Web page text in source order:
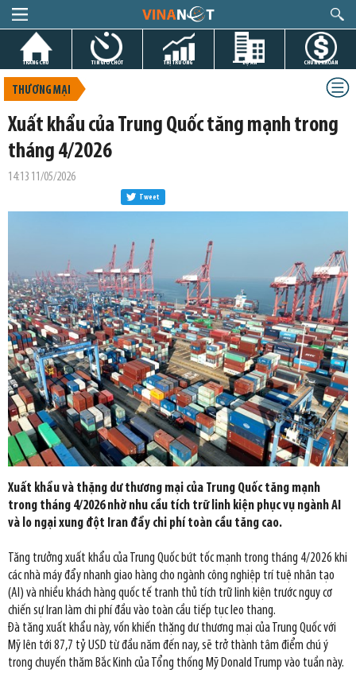
TRANG CHỦ TIN GIỜ CHÓT THỊ TRƯỜNG DỰ ÁN CHỨNG KHOÁN
THƯƠNG MẠI
Xuất khẩu của Trung Quốc tăng mạnh trong
tháng 4/2026
14:13 11/05/2026
Tweet
Xuất khẩu và thặng dư thương mại của Trung Quốc tăng mạnh
trong tháng 4/2026 nhờ nhu cầu tích trữ linh kiện phục vụ ngành AI
và lo ngại xung đột Iran đẩy chi phí toàn cầu tăng cao.
Tăng trưởng xuất khẩu của Trung Quốc bứt tốc mạnh trong tháng 4/2026 khi
các nhà máy đẩy nhanh giao hàng cho ngành công nghiệp trí tuệ nhân tạo
(AI) và nhiều khách hàng quốc tế tranh thủ tích trữ linh kiện trước nguy cơ
chiến sự Iran làm chi phí đầu vào toàn cầu tiếp tục leo thang.
Đà tăng xuất khẩu này, vốn khiến thặng dư thương mại của Trung Quốc với
Mỹ lên tới 87,7 tỷ USD từ đầu năm đến nay, sẽ trở thành tâm điểm chú ý
trong chuyến thăm Bắc Kinh của Tổng thống Mỹ Donald Trump vào tuần này.